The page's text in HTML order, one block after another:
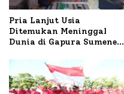
Pria Lanjut Usia
Ditemukan Meninggal
Dunia di Gapura Sumenep,